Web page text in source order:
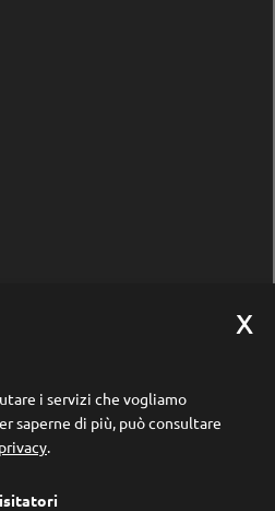
cookie
i servizi che vogliamo
saperne di più, può consultare
.